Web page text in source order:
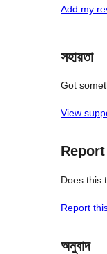
Add my
সহায়তা
Got
View
Report
Does this
Report
অনুবাদ